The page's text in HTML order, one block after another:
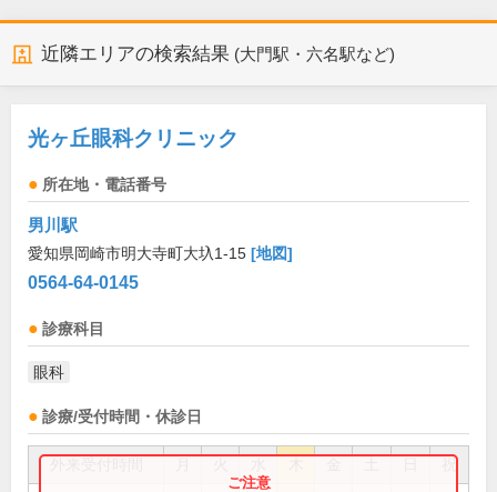
近隣エリアの検索結果 (大門駅・六名駅など)
光ヶ丘眼科クリニック
所在地・電話番号
男川駅
愛知県岡崎市明大寺町大圦1-15 [地図]
0564-64-0145
診療科目
眼科
診療/受付時間・休診日
祝